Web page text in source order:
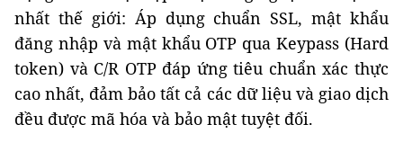
nhất thế giới: Áp dụng chuẩn SSL, mật khẩu
đăng nhập và mật khẩu OTP qua Keypass (Hard
token) và C/R OTP đáp ứng tiêu chuẩn xác thực
cao nhất, đảm bảo tất cả các dữ liệu và giao dịch
đều được mã hóa và bảo mật tuyệt đối.